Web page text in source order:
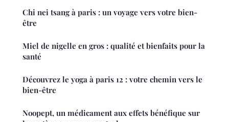
Chi nei tsang à paris : un voyage vers votre bien-
être
Miel de nigelle en gros : qualité et bienfaits pour la
santé
Découvrez le yoga à paris 12 : votre chemin vers le
bien-être
Noopept, un médicament aux effets bénéfique sur